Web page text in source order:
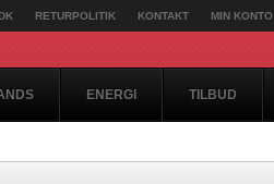
RETURPOLITIK KONTAKT MIN KONTO
ENERGI TILBUD